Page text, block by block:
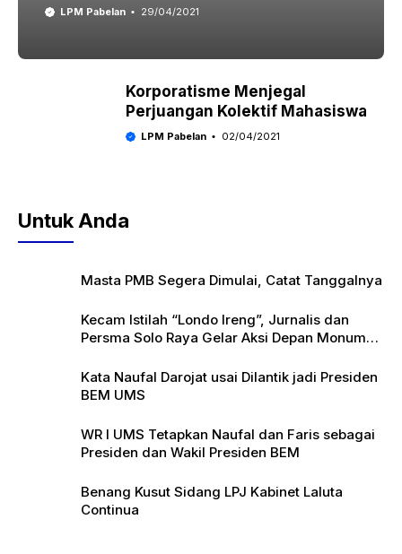
LPM Pabelan 29/04/2021
Korporatisme Menjegal
Perjuangan Kolektif Mahasiswa
LPM Pabelan 02/04/2021
Untuk Anda
Masta PMB Segera Dimulai, Catat Tanggalnya
Kecam Istilah “Londo Ireng”, Jurnalis dan
Persma Solo Raya Gelar Aksi Depan Monumen
Kata Naufal Darojat usai Dilantik jadi Presiden
BEM UMS
WR I UMS Tetapkan Naufal dan Faris sebagai
Presiden dan Wakil Presiden BEM
Benang Kusut Sidang LPJ Kabinet Laluta
Continua